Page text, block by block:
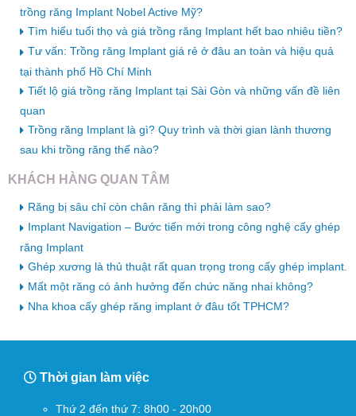
trồng răng Implant Nobel Active Mỹ?
Tìm hiểu tuổi thọ và giá trồng răng Implant hết bao nhiêu tiền?
Tư vấn: Trồng răng Implant giá rẻ ở đâu an toàn và hiệu quả
tại thành phố Hồ Chí Minh
Tiết lộ giá trồng răng Implant tại Sài Gòn và những vấn đề liên
quan
Trồng răng Implant là gì? Quy trình và thời gian lành thương
sau khi trồng răng thế nào?
KHÁCH HÀNG QUAN TÂM
Răng bị sâu chỉ còn chân răng thì phải làm sao?
Implant Navigation – Bước tiến mới trong công nghệ cấy ghép
răng Implant
Ghép xương là thủ thuật rất quan trọng trong cấy ghép implant.
Mất một răng có ảnh hưởng đến chức năng nhai không?
Nha khoa cấy ghép răng implant ở đâu tốt TPHCM?
Thời gian làm việc
Thứ 2 đến thứ 7: 8h00 - 20h00